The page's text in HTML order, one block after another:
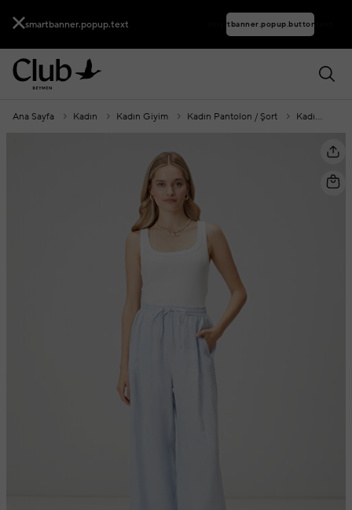
smartbanner.popup.text smartbanner.popup.buttontext
Ana Sayfa Kadın Kadın Giyim Kadın Pantolon / Şort Kadın Pantolon